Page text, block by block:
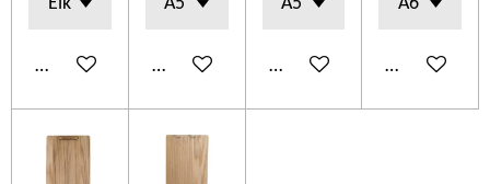
Add to cart Add to cart Add to cart Add to cart